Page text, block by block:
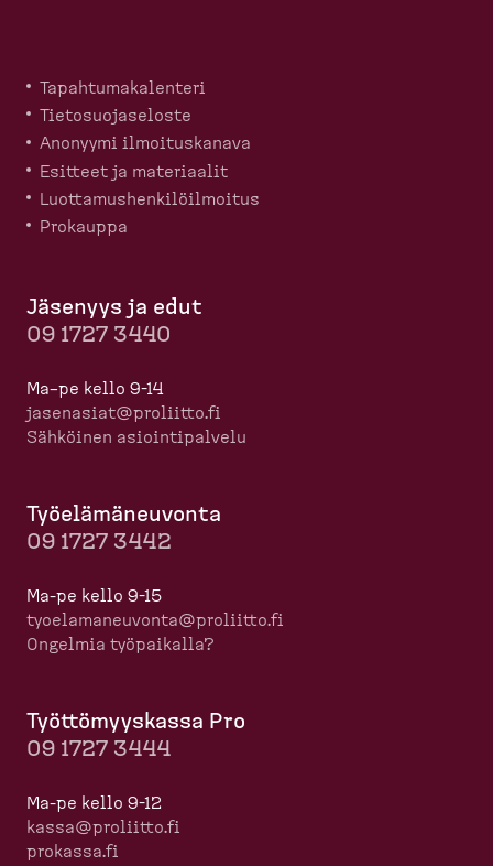
Tapahtu­ma­ka­lenteri
Tietosuo­ja­seloste
Anonyymi ilmoitus­kanava
Esitteet ja materiaalit
Luotta­mus­hen­ki­löil­moitus
Prokauppa
Jäsenyys ja edut
09 1727 3440
Ma–pe kello 9-14
jasenasiat@proliitto.fi
Sähköinen asioin­ti­palvelu
Työelä­mä­neuvonta
09 1727 3442
Ma-pe kello 9-15
tyoela­ma­neuvonta@proliitto.fi
Ongelmia työpaikalla?
Työttö­myyskassa Pro
09 1727 3444
Ma-pe kello 9-12
kassa@proliitto.fi
prokassa.fi